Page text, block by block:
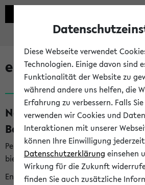
eKVV News
Nachhaltigkeitspreis 2026:
Bewerbungsphase
Per E-Mail eingestellt von
bielefeld.de an den Verteiler 'Alle
English version below
Diese Webseite verwendet
Technologien. Einige davon sind
Funktionalität der Website zu
während andere uns helfen, die
Erfahrung zu verbessern. Falls
verwenden wir Cookies und
Interaktionen mit unserer
können Ihre Einwilligung
Datenschutzerklärung einsehen
Wirkung für die Zukunft
finden Sie auch zusätzliche